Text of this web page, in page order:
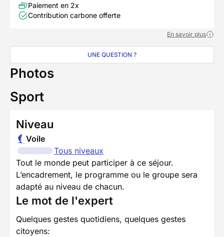
Paiement en 2x
Contribution carbone offerte
En savoir plus
UNE QUESTION ?
Photos
Sport
Niveau
Voile
Tous niveaux
Tout le monde peut participer à ce séjour.
L’encadrement, le programme ou le groupe sera
adapté au niveau de chacun.
Le mot de l'expert
Quelques gestes quotidiens, quelques gestes
citoyens: